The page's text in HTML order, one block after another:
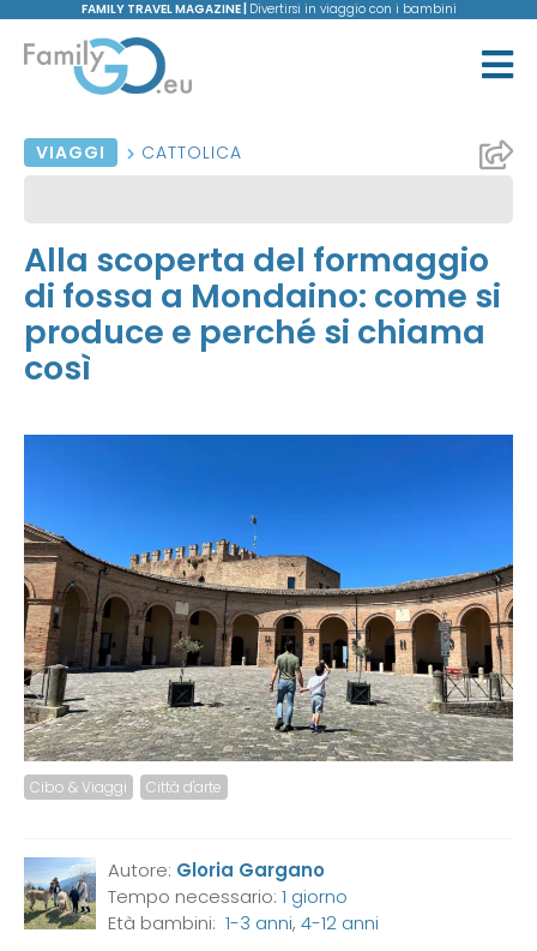
FAMILY TRAVEL MAGAZINE | Divertirsi in viaggio con i bambini
VIAGGI CATTOLICA
Alla scoperta del formaggio
di fossa a Mondaino: come si
produce e perché si chiama
così
Cibo & Viaggi Città d'arte
Autore: Gloria Gargano
Tempo necessario: 1 giorno
Età bambini: 1-3 anni, 4-12 anni